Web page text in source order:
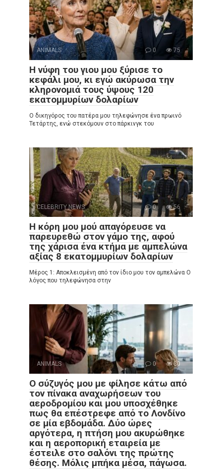
ANIMALS 0 75
Η νύφη του γιου μου ξύρισε το
κεφάλι μου, κι εγώ ακύρωσα την
κληρονομιά τους ύψους 120
εκατομμυρίων δολαρίων
Ο δικηγόρος του πατέρα μου τηλεφώνησε ένα πρωινό
Τετάρτης, ενώ στεκόμουν στο πάρκινγκ του
CELEBRITY NEWS 0 56
Η κόρη μου μού απαγόρευσε να
παρευρεθώ στον γάμο της, αφού
της χάρισα ένα κτήμα με αμπελώνα
αξίας 8 εκατομμυρίων δολαρίων
Μέρος 1: Αποκλεισμένη από τον ίδιο μου τον αμπελώνα Ο
λόγος που τηλεφώνησα στην
ANIMALS 0 80
Ο σύζυγός μου με φίλησε κάτω από
τον πίνακα αναχωρήσεων του
αεροδρομίου και μου υποσχέθηκε
πως θα επέστρεφε από το Λονδίνο
σε μία εβδομάδα. Δύο ώρες
αργότερα, η πτήση μου ακυρώθηκε
και η αεροπορική εταιρεία με
έστειλε στο σαλόνι της πρώτης
θέσης. Μόλις μπήκα μέσα, πάγωσα.